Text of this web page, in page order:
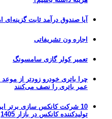
آیا صندوق درآمد ثابت
اجاره ون تشریفاتی
تعمیر کولر گازی سامسونگ
عمر باتری را نصف می‌کنند
10 شرکت کانکس سازی برتر
تولیدکننده کانکس در بازار 1405